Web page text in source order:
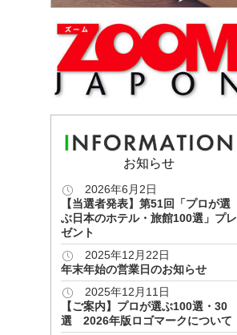
お知らせ
2026年6月2日
【当選者発表】第51回「プロが選
ぶ日本のホテル・旅館100選」プレ
ゼント
2025年12月22日
年末年始の営業日のお知らせ
2025年12月11日
【ご案内】プロが選ぶ100選・30
選 2026年版ロゴマークについて